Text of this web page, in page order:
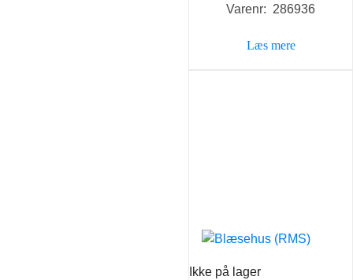
Varenr: 286936
Læs mere
Ikke på lager